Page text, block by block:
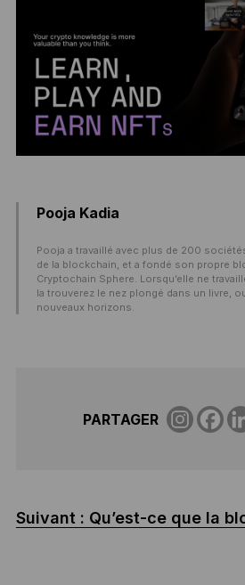
Pooja Kadia
Pooja a travaillé avec plus de 200
de la blockchain, et a fondé son propre
Cryptochain Sphere. Lorsqu’elle ne
la trouverez le nez plongé dans un livre,
nouveaux horizons.
PARTAGER
Suivant : Qu’est-ce que la